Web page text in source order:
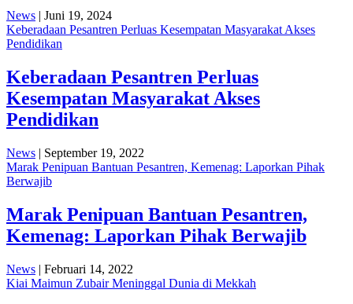
News | Juni 19, 2024
Keberadaan Pesantren Perluas Kesempatan Masyarakat Akses
Pendidikan
Keberadaan Pesantren Perluas
Kesempatan Masyarakat Akses
Pendidikan
News | September 19, 2022
Marak Penipuan Bantuan Pesantren, Kemenag: Laporkan Pihak
Berwajib
Marak Penipuan Bantuan Pesantren,
Kemenag: Laporkan Pihak Berwajib
News | Februari 14, 2022
Kiai Maimun Zubair Meninggal Dunia di Mekkah